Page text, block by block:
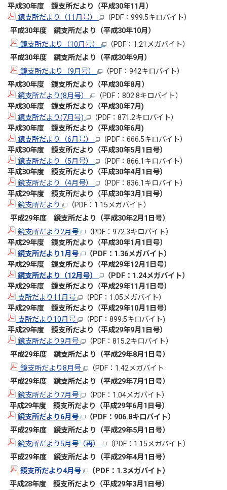
平成30年度 鏡支所だより（平成30年11月）
鏡支所だより（11月号）
（PDF：999.5キロバイト）
平成30年度 鏡支所だより（平成30年10月）
鏡支所だより（10月号）
（PDF：1.21メガバイト）
平成30年度 鏡支所だより（平成30年9月）
鏡支所だより（9月号）
（PDF：942キロバイト）
平成30年度 鏡支所だより（平成30年8月）
鏡支所だより(8月号）
（PDF：802.8キロバイト）
平成30年度 鏡支所だより（平成30年7月)
鏡支所だより(7月号)
（PDF：871.2キロバイト）
平成30年度 鏡支所だより（平成30年6月)
鏡支所だより（6月号）
（PDF：666.5キロバイト）
平成30年度 鏡支所だより（平成30年5月1日号）
鏡支所だより（5月号）
（PDF：866.1キロバイト）
平成30年度 鏡支所だより（平成30年4月1日号）
鏡支所だより（4月号）
（PDF：836.1キロバイト）
平成29年度 鏡支所だより（平成30年3月1日号）
鏡支所だより
（PDF：1.15メガバイト）
平成29年度 鏡支所だより（平成30年2月1日号）
鏡支所だより2月号
（PDF：972.3キロバイト）
平成29年度 鏡支所だより（平成30年1月1日号）
鏡支所だより1月号
（PDF：1.36メガバイト）
平成29年度 鏡支所だより（平成29年12月1日号）
鏡支所だより（12月号）
（PDF：1.24メガバイト）
平成29年度 鏡支所だより（平成29年11月1日号）
支所だより11月号
（PDF：1.05メガバイト）
平成29年度 鏡支所だより（平成29年10月1日号）
支所だより10月号
（PDF：899.5キロバイト)
平成29年度 鏡支所だより（平成29年9月1日号）
鏡支所だより9月号
（PDF：815.2キロバイト）
平成29年度 鏡支所だより（平成29年8月1日号）
鏡支所だより8月号
（PDF：1.42メガバイト
平成29年度 鏡支所だより（平成29年7月1日号）
鏡支所だより7月号
（PDF：1.04メガバイト）
平成29年度 鏡支所だより（平成29年6月1日号）
鏡支所だより6月号
（PDF：906.8キロバイト）
平成29年度 鏡支所だより（平成29年5月1日号）
鏡支所だより5月号（再）
（PDF：1.15メガバイト）
平成29年度 鏡支所だより（平成29年4月1日号）
鏡支所だより4月号
（PDF：1.3メガバイト）
平成28年度 鏡支所だより（平成29年3月1日号）